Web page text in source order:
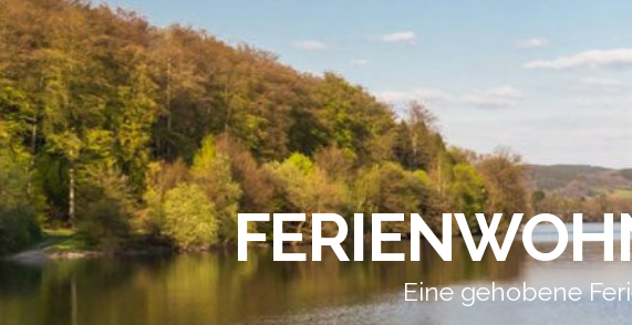
Eine gehobene